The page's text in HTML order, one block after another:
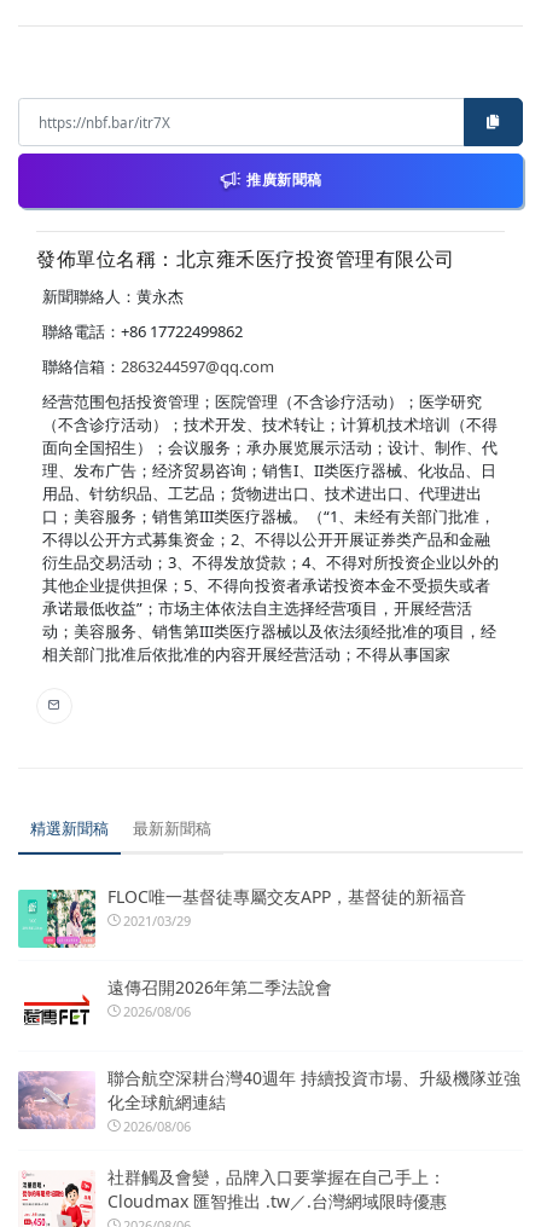
推廣新聞稿
發佈單位名稱：北京雍禾医疗投资管理有限公司
新聞聯絡人：黄永杰
聯絡電話：+86 17722499862
聯絡信箱： 2863244597@qq.com
经营范围包括投资管理；医院管理（不含诊疗活动）；医学研究
（不含诊疗活动）；技术开发、技术转让；计算机技术培训（不得
面向全国招生）；会议服务；承办展览展示活动；设计、制作、代
理、发布广告；经济贸易咨询；销售I、II类医疗器械、化妆品、日
用品、针纺织品、工艺品；货物进出口、技术进出口、代理进出
口；美容服务；销售第III类医疗器械。（“1、未经有关部门批准，
不得以公开方式募集资金；2、不得以公开开展证券类产品和金融
衍生品交易活动；3、不得发放贷款；4、不得对所投资企业以外的
其他企业提供担保；5、不得向投资者承诺投资本金不受损失或者
承诺最低收益”；市场主体依法自主选择经营项目，开展经营活
动；美容服务、销售第III类医疗器械以及依法须经批准的项目，经
相关部门批准后依批准的内容开展经营活动；不得从事国家
精選新聞稿 最新新聞稿
FLOC唯一基督徒專屬交友APP，基督徒的新福音
2021/03/29
遠傳召開2026年第二季法說會
2026/08/06
聯合航空深耕台灣40週年 持續投資市場、升級機隊並強
化全球航網連結
2026/08/06
社群觸及會變，品牌入口要掌握在自己手上：
Cloudmax 匯智推出 .tw／.台灣網域限時優惠